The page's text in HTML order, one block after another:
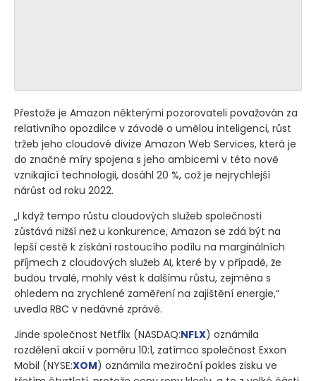
Přestože je Amazon některými pozorovateli považován za
relativního opozdilce v závodě o umělou inteligenci, růst
tržeb jeho cloudové divize Amazon Web Services, která je
do značné míry spojena s jeho ambicemi v této nově
vznikající technologii, dosáhl 20 %, což je nejrychlejší
nárůst od roku 2022.
„I když tempo růstu cloudových služeb společnosti
zůstává nižší než u konkurence, Amazon se zdá být na
lepší cestě k získání rostoucího podílu na marginálních
příjmech z cloudových služeb AI, které by v případě, že
budou trvalé, mohly vést k dalšímu růstu, zejména s
ohledem na zrychlené zaměření na zajištění energie,“
uvedla RBC v nedávné zprávě.
Jinde společnost Netflix (NASDAQ:NFLX) oznámila
rozdělení akcií v poměru 10:1, zatímco společnost Exxon
Mobil (NYSE:XOM) oznámila meziroční pokles zisku ve